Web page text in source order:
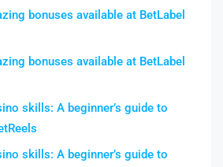
bonuses available at BetLabel
bonuses available at BetLabel
skills: A beginner’s guide to
skills: A beginner’s guide to